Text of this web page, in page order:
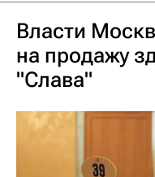
Власти
на продажу
"Слава"